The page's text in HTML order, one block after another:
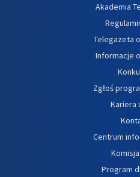
Akademia
Telegazeta
Informacje
Zgłoś
Kariera
Centrum
Program